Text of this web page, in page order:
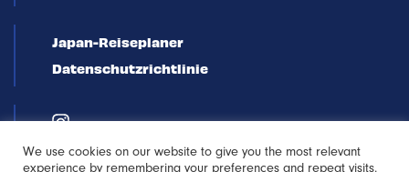
Japan-Reiseplaner
Datenschutzrichtlinie
We use cookies on our website to give you the most relevant
experience by remembering your preferences and repeat visits.